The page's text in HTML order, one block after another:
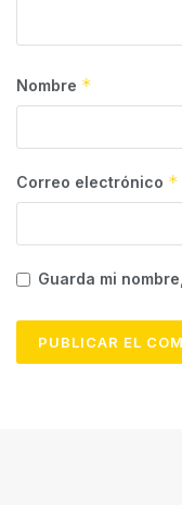
Nombre *
Correo electrónico *
Guarda mi